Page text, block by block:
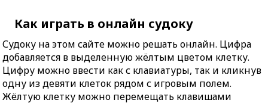
Как играть в онлайн судоку
Судоку на этом сайте можно решать онлайн. Цифра
добавляется в выделенную жёлтым цветом клетку.
Цифру можно ввести как с клавиатуры, так и кликнув
одну из девяти клеток рядом с игровым полем.
Жёлтую клетку можно перемещать клавишами